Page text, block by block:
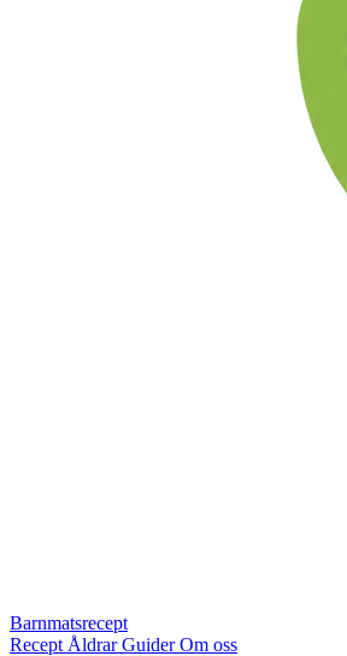
Barnmatsrecept
Recept ÅldrarGuiderOm oss